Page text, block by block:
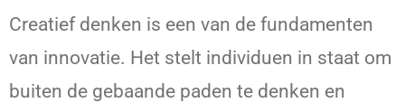
Creatief denken is een van de fundamenten
van innovatie. Het stelt individuen in staat om
buiten de gebaande paden te denken en